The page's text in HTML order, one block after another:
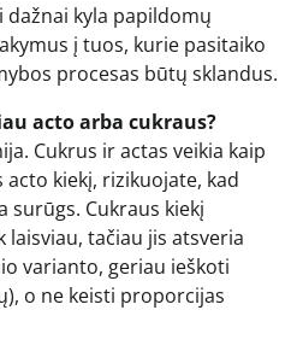
dažnai kyla papildomų
į tuos, kurie pasitaiko
procesas būtų sklandus.
acto arba cukraus?
Cukrus ir actas veikia kaip
kiekį, rizikuojate, kad
surūgs. Cukraus kiekį
tačiau jis atsveria
varianto, geriau ieškoti
o ne keisti proporcijas